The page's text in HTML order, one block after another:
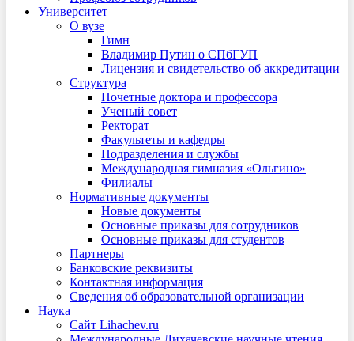
Университет
О вузе
Гимн
Владимир Путин о СПбГУП
Лицензия и свидетельство об аккредитации
Структура
Почетные доктора и профессора
Ученый совет
Ректорат
Факультеты и кафедры
Подразделения и службы
Международная гимназия «Ольгино»
Филиалы
Нормативные документы
Новые документы
Основные приказы для сотрудников
Основные приказы для студентов
Партнеры
Банковские реквизиты
Контактная информация
Сведения об образовательной организации
Наука
Сайт Lihachev.ru